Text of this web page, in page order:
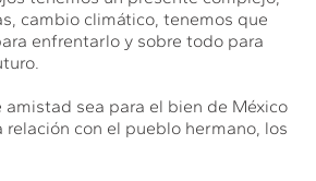
cambio climático, tenemos que
enfrentarlo y sobre todo para
sea para el bien de México
relación con el pueblo hermano, los